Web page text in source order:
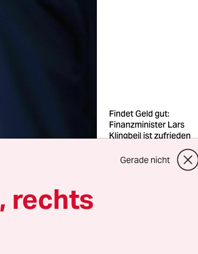
Findet Geld gut:
Finanzminister Lars
Klingbeil ist zufrieden
Foto: Carsten
Gerade nicht
rechts